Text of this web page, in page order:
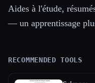
🎓 Étudiants
Blog
Aides à l'étude,
— un apprentissage
RECOMMENDED TOOLS